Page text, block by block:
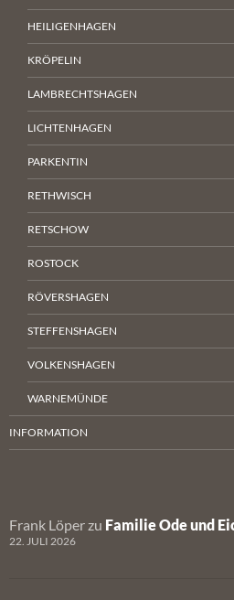
HEILIGENHAGEN
KRÖPELIN
LAMBRECHTSHAGEN
LICHTENHAGEN
PARKENTIN
RETHWISCH
RETSCHOW
ROSTOCK
RÖVERSHAGEN
STEFFENSHAGEN
VOLKENSHAGEN
WARNEMÜNDE
INFORMATION
Frank Löper zu Familie Ode und
22. JULI 2026